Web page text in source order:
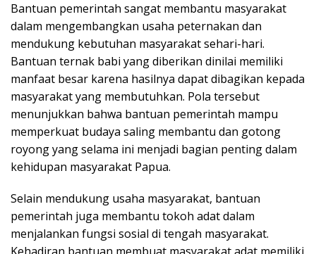
Bantuan pemerintah sangat membantu masyarakat
dalam mengembangkan usaha peternakan dan
mendukung kebutuhan masyarakat sehari-hari.
Bantuan ternak babi yang diberikan dinilai memiliki
manfaat besar karena hasilnya dapat dibagikan kepada
masyarakat yang membutuhkan. Pola tersebut
menunjukkan bahwa bantuan pemerintah mampu
memperkuat budaya saling membantu dan gotong
royong yang selama ini menjadi bagian penting dalam
kehidupan masyarakat Papua.
Selain mendukung usaha masyarakat, bantuan
pemerintah juga membantu tokoh adat dalam
menjalankan fungsi sosial di tengah masyarakat.